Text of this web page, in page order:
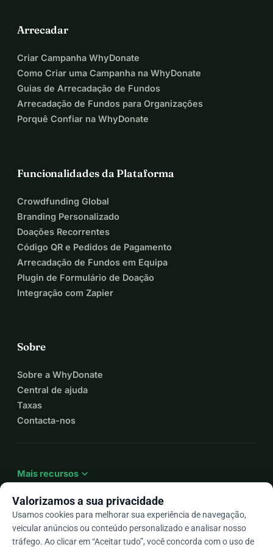
cada um 45 membros e contribuem para esses belos
VISÃO
Mulheres e meninas alcançarão seu potencial individual e
coletivo, realizarão suas ambições e terão uma voz igual
na criação de comunidades fortes e pacíficas em todo o
MISSÃO
mulheres e meninas por meio da educação,
empoderamento e criação de oportunidades.
PRINCÍPIOS
Os princípios do Soroptimismo são buscar:
A promoção do status das mulheres
Altos padrões éticos
clube de Haia e a organização global?
Acesse nosso site: https://soroptimist.nl ou
www.soroptimistinternational.org
Arrecadar
Criar Campanha WhyDonate
Como Criar uma Campanha na WhyDonate
Guias de Arrecadação de Fundos
Arrecadação de Fundos para Organizações
Porquê Confiar na WhyDonate
Funcionalidades da Plataforma
Crowdfunding Global
Branding Personalizado
Doações Recorrentes
Código QR e Pedidos de Pagamento
Arrecadação de Fundos em Equipa
Plugin de Formulário de Doação
Integração com Zapier
Sobre
Sobre a WhyDonate
Central de ajuda
Taxas
Contacta-nos
Mais recursos expand_more
Ptarrow_drop_down
Valorizamos a sua privacidade
Usamos cookies para melhorar sua experiência de navegação,
veicular anúncios ou conteúdo personalizado e analisar nosso
tráfego. Ao clicar em “Aceitar tudo”, você concorda com o uso de